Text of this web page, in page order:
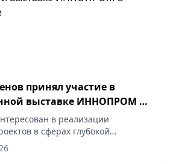
принял участие в
выставке ИННОПРОМ в
в реализации
в сферах глубокой
сообщает корреспондент